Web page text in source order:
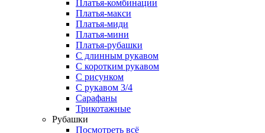
Платья-комбинации
Платья-макси
Платья-миди
Платья-мини
Платья-рубашки
С длинным рукавом
С коротким рукавом
С рисунком
С рукавом 3/4
Сарафаны
Трикотажные
Рубашки
Посмотреть всё